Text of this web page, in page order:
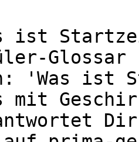
'Was ist
mit